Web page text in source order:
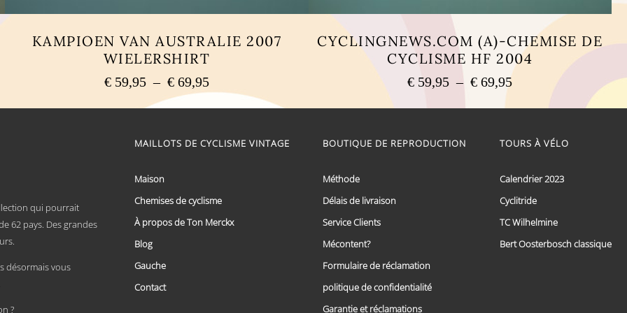
KAMPIOEN VAN AUSTRALIE 2007
WIELERSHIRT
€59,95 – €69,95Plage
de
prix :
à
Ce
plusieurs
options
être
choisies
sur
du
CYCLINGNEWS.COM (A)-CHEMISE DE
CYCLISME HF 2004
€ 59,95 – € 69,95Plage
prix :
à
plusieurs
qui pourrait
62 pays. Des grandes
désormais vous
?
MAILLOTS DE CYCLISME VINTAGE
Maison
Chemises de cyclisme
À propos de Ton Merckx
Blog
Gauche
Contact
BOUTIQUE DE REPRODUCTION
Méthode
Délais de livraison
Service Clients
Mécontent?
Formulaire de réclamation
politique de confidentialité
Garantie et réclamations
TOURS À VÉLO
Calendrier 2023
Cyclitride
TC Wilhelmine
Bert Oosterbosch classique